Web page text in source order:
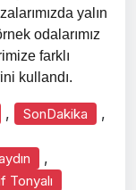
yalın
odalarımız
farklı
kullandı.
, SonDakika ,
,
Tonyalı